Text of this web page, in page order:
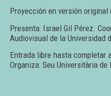
Proyección en versión original
Presenta: Israel Gil Pérez.
Audiovisual de la Universidad
Entrada libre hasta completar
Organiza: Seu Universitària de